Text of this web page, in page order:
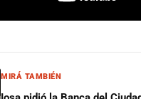
MIRÁ TAMBIÉN